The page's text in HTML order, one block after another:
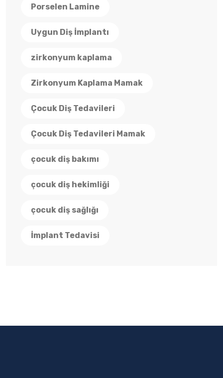
Porselen Lamine
Uygun Diş İmplantı
zirkonyum kaplama
Zirkonyum Kaplama Mamak
Çocuk Diş Tedavileri
Çocuk Diş Tedavileri Mamak
çocuk diş bakımı
çocuk diş hekimliği
çocuk diş sağlığı
İmplant Tedavisi